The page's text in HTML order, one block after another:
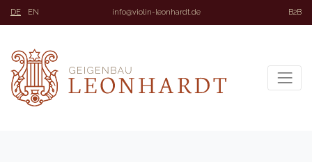
DE EN info@violin-leonhardt.de B2B